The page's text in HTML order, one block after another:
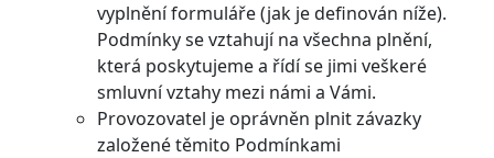
vyplnění formuláře (jak je definován níže).
Podmínky se vztahují na všechna plnění,
která poskytujeme a řídí se jimi veškeré
smluvní vztahy mezi námi a Vámi.
Provozovatel je oprávněn plnit závazky
založené těmito Podmínkami